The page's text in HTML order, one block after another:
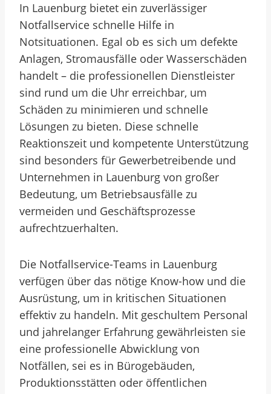
In Lauenburg bietet ein zuverlässiger
Notfallservice schnelle Hilfe in
Notsituationen. Egal ob es sich um defekte
Anlagen, Stromausfälle oder Wasserschäden
handelt – die professionellen Dienstleister
sind rund um die Uhr erreichbar, um
Schäden zu minimieren und schnelle
Lösungen zu bieten. Diese schnelle
Reaktionszeit und kompetente Unterstützung
sind besonders für Gewerbetreibende und
Unternehmen in Lauenburg von großer
Bedeutung, um Betriebsausfälle zu
vermeiden und Geschäftsprozesse
aufrechtzuerhalten.
Die Notfallservice-Teams in Lauenburg
verfügen über das nötige Know-how und die
Ausrüstung, um in kritischen Situationen
effektiv zu handeln. Mit geschultem Personal
und jahrelanger Erfahrung gewährleisten sie
eine professionelle Abwicklung von
Notfällen, sei es in Bürogebäuden,
Produktionsstätten oder öffentlichen